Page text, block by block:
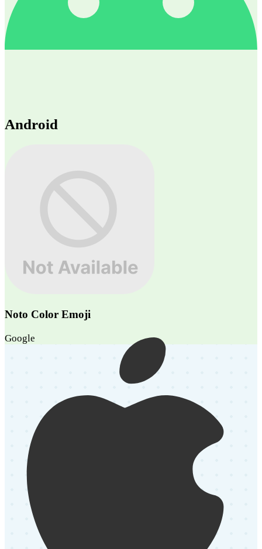
Android
Noto Color Emoji
Google